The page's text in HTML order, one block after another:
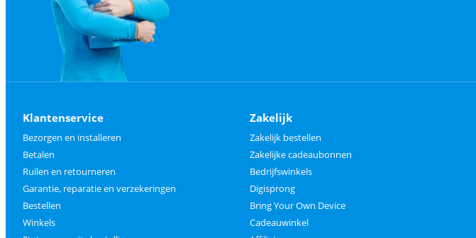
Klantenservice
Bezorgen en installeren
Betalen
Ruilen en retourneren
Garantie, reparatie en verzekeringen
Bestellen
Winkels
Zakelijk
Zakelijk bestellen
Zakelijke cadeaubonnen
Bedrijfswinkels
Digisprong
Bring Your Own Device
Cadeauwinkel